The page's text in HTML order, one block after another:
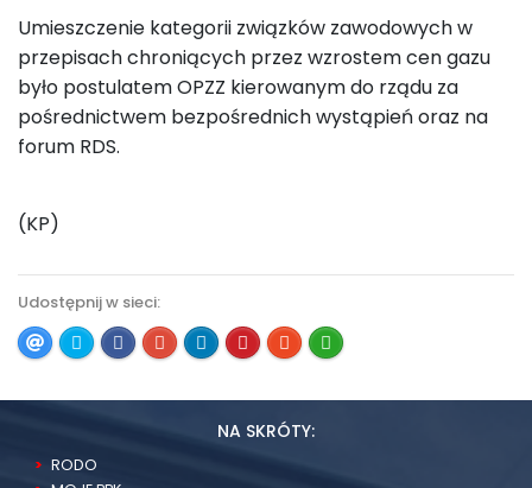
Umieszczenie kategorii związków zawodowych w
przepisach chroniących przez wzrostem cen gazu
było postulatem OPZZ kierowanym do rządu za
pośrednictwem bezpośrednich wystąpień oraz na
forum RDS.
(KP)
Udostępnij w sieci:
NA SKRÓTY:
RODO